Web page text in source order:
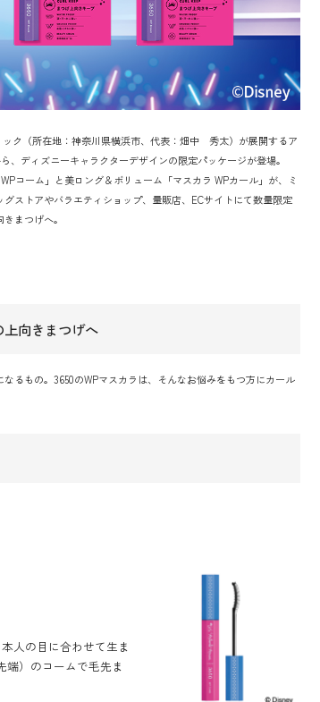
ック（所在地：神奈川県横浜市、代表：畑中 秀太）が展開するア
ディズニーキャラクターデザインの限定パッケージが登場。
コーム」と美ロング＆ボリューム「マスカラ WPカール」が、ミ
ストアやバラエティショップ、量販店、ECサイトにて数量限定
まつげへ。
向きまつげへ
るもの。3650のWPマスカラは、そんなお悩みをもつ方にカール
人の目に合わせて生ま
端）のコームで毛先ま